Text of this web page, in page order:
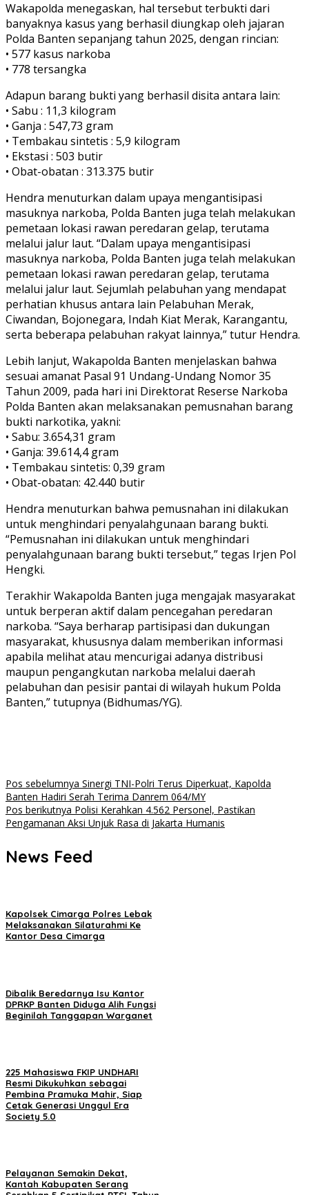
Wakapolda menegaskan, hal tersebut terbukti dari
banyaknya kasus yang berhasil diungkap oleh jajaran
Polda Banten sepanjang tahun 2025, dengan rincian:
• 577 kasus narkoba
• 778 tersangka
Adapun barang bukti yang berhasil disita antara lain:
• Sabu : 11,3 kilogram
• Ganja : 547,73 gram
• Tembakau sintetis : 5,9 kilogram
• Ekstasi : 503 butir
• Obat-obatan : 313.375 butir
Hendra menuturkan dalam upaya mengantisipasi
masuknya narkoba, Polda Banten juga telah melakukan
pemetaan lokasi rawan peredaran gelap, terutama
melalui jalur laut. “Dalam upaya mengantisipasi
masuknya narkoba, Polda Banten juga telah melakukan
pemetaan lokasi rawan peredaran gelap, terutama
melalui jalur laut. Sejumlah pelabuhan yang mendapat
perhatian khusus antara lain Pelabuhan Merak,
Ciwandan, Bojonegara, Indah Kiat Merak, Karangantu,
serta beberapa pelabuhan rakyat lainnya,” tutur Hendra.
Lebih lanjut, Wakapolda Banten menjelaskan bahwa
sesuai amanat Pasal 91 Undang-Undang Nomor 35
Tahun 2009, pada hari ini Direktorat Reserse Narkoba
Polda Banten akan melaksanakan pemusnahan barang
bukti narkotika, yakni:
• Sabu: 3.654,31 gram
• Ganja: 39.614,4 gram
• Tembakau sintetis: 0,39 gram
• Obat-obatan: 42.440 butir
Hendra menuturkan bahwa pemusnahan ini dilakukan
untuk menghindari penyalahgunaan barang bukti.
“Pemusnahan ini dilakukan untuk menghindari
penyalahgunaan barang bukti tersebut,” tegas Irjen Pol
Hengki.
Terakhir Wakapolda Banten juga mengajak masyarakat
untuk berperan aktif dalam pencegahan peredaran
narkoba. “Saya berharap partisipasi dan dukungan
masyarakat, khususnya dalam memberikan informasi
apabila melihat atau mencurigai adanya distribusi
maupun pengangkutan narkoba melalui daerah
pelabuhan dan pesisir pantai di wilayah hukum Polda
Banten,” tutupnya (Bidhumas/YG).
Navigasi
pos
Pos sebelumnya Sinergi TNI-Polri Terus Diperkuat, Kapolda
Banten Hadiri Serah Terima Danrem 064/MY
Pos berikutnya Polisi Kerahkan 4.562 Personel, Pastikan
Pengamanan Aksi Unjuk Rasa di Jakarta Humanis
News Feed
Kapolsek Cimarga Polres Lebak
Melaksanakan Silaturahmi Ke
Kantor Desa Cimarga
Dibalik Beredarnya Isu Kantor
DPRKP Banten Diduga Alih Fungsi
Beginilah Tanggapan Warganet
225 Mahasiswa FKIP UNDHARI
Resmi Dikukuhkan sebagai
Pembina Pramuka Mahir, Siap
Cetak Generasi Unggul Era
Society 5.0
Pelayanan Semakin Dekat,
Kantah Kabupaten Serang